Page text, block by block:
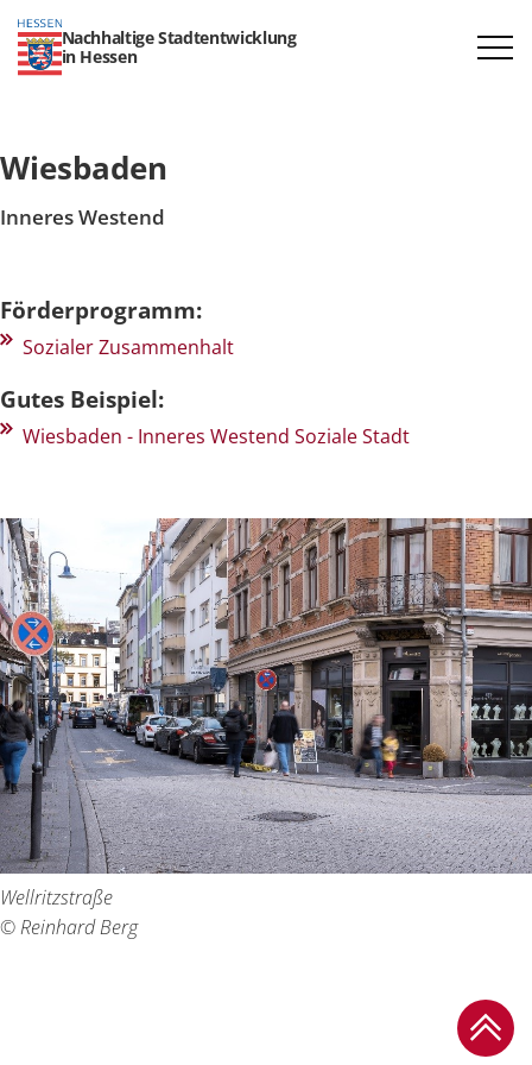
Nachhaltige Stadtentwicklung
in Hessen
Wiesbaden
Inneres Westend
Förderprogramm:
Sozialer Zusammenhalt
Gutes Beispiel:
Wiesbaden - Inneres Westend Soziale Stadt
Wellritzstraße
© Reinhard Berg
Zum